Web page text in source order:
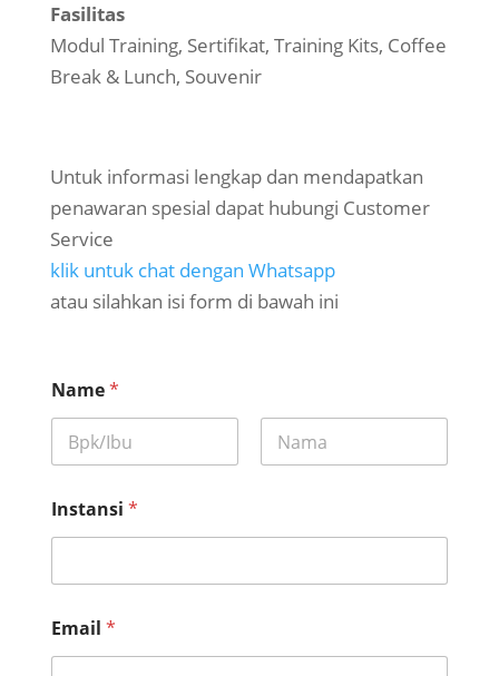
Fasilitas
Modul Training, Sertifikat, Training Kits, Coffee
Break & Lunch, Souvenir
Untuk informasi lengkap dan mendapatkan
penawaran spesial dapat hubungi Customer
Service
klik untuk chat dengan Whatsapp
atau silahkan isi form di bawah ini
Name*
Instansi *
Email *